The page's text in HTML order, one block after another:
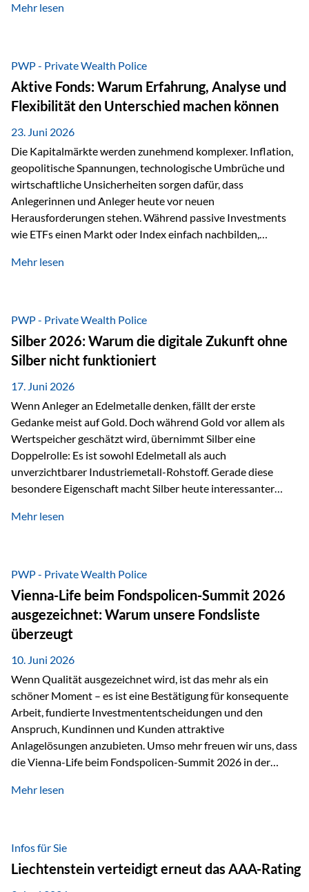
unumstößlich galten, versagen angesichts der expansiven
Nostalgie dar, sondern ist die modernste und strategisch
klügste Antwort auf globale Instabilität. Physische Werte
und der richtige Rechtsstandort sind heute keine bloße
Option mehr, sondern eine strategische Notwendigkeit. 1.
Der massive Aufwand hinter einem winzigen…
Mehr lesen
PWP - Private Wealth Police
Aktive Fonds: Warum Erfahrung, Analyse und
Flexibilität den Unterschied machen können
23. Juni 2026
Die Kapitalmärkte werden zunehmend komplexer. Inflation,
geopolitische Spannungen, technologische Umbrüche und
wirtschaftliche Unsicherheiten sorgen dafür, dass
Anlegerinnen und Anleger heute vor neuen
Herausforderungen stehen. Während passive Investments
wie ETFs einen Markt oder Index einfach nachbilden,
setzen auf die Expertise erfahrener Fondsmanager, die
Veränderungen geprägt ist, kann diese aktive
Herangehensweise einen entscheidenden Mehrwert bieten.
Was zeichnet aktive Fonds aus? Aktive Fonds verfolgen das
Ziel, nicht nur einen Markt abzubilden, sondern gezielt
Anlageentscheidungen zu treffen. Fondsmanager
analysieren Unternehmen,…
Mehr lesen
PWP - Private Wealth Police
Silber 2026: Warum die digitale Zukunft ohne
Silber nicht funktioniert
17. Juni 2026
Wenn Anleger an Edelmetalle denken, fällt der erste
Gedanke meist auf Gold. Doch während Gold vor allem als
Wertspeicher geschätzt wird, übernimmt Silber eine
Doppelrolle: Es ist sowohl Edelmetall als auch
unverzichtbarer Industriemetall-Rohstoff. Gerade diese
besondere Eigenschaft macht Silber heute interessanter
elektrischer – und genau dort spielt Silber eine
Leitfähigkeit aller Metalle. Diese Eigenschaft macht es für
zahlreiche Zukunftstechnologien praktisch unverzichtbar.
Silber findet sich unter anderem in: Solarmodulen
Elektrofahrzeugen Halbleitern Smartphones und Tablets…
Mehr lesen
PWP - Private Wealth Police
Vienna-Life beim Fondspolicen-Summit 2026
ausgezeichnet: Warum unsere Fondsliste
überzeugt
10. Juni 2026
Wenn Qualität ausgezeichnet wird, ist das mehr als ein
schöner Moment – es ist eine Bestätigung für konsequente
Arbeit, fundierte Investmententscheidungen und den
Anspruch, Kundinnen und Kunden attraktive
Anlagelösungen anzubieten. Umso mehr freuen wir uns, dass
die Vienna-Life beim Fondspolicen-Summit 2026 in der
dieser Ehrung ist der renommierte Fondspolicenreport der
analysiert und verglichen wurden. Das Ergebnis: Die ETF-
Auswahl der Vienna-Life zählt zu den drei besten Angeboten
am Markt. Für uns ist diese Auszeichnung eine Bestätigung
Mehr lesen
Infos für Sie
Liechtenstein verteidigt erneut das AAA-Rating